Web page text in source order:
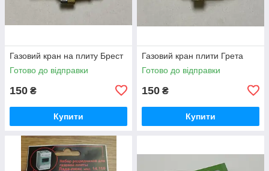
Газовий кран на плиту Брест
Готово до відправки
150 ₴
Купити
Газовий кран плити Грета
Готово до відправки
150 ₴
Купити